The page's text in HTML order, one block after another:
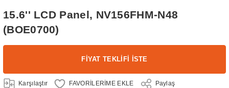
15.6'' LCD Panel, NV156FHM-N48
(BOE0700)
FİYAT TEKLİFİ İSTE
Karşılaştır Paylaş